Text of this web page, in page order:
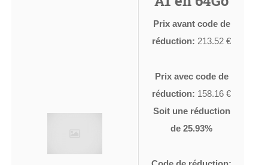
Prix avant code de
réduction: 213.52 €
Prix avec code de
réduction: 158.16 €
Soit une réduction
de 25.93%